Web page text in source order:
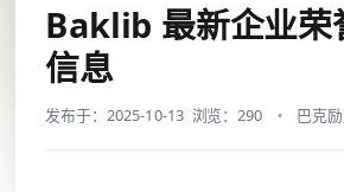
Baklib 最新企业荣
信息
发布于：2025-10-13 浏览：290 巴克